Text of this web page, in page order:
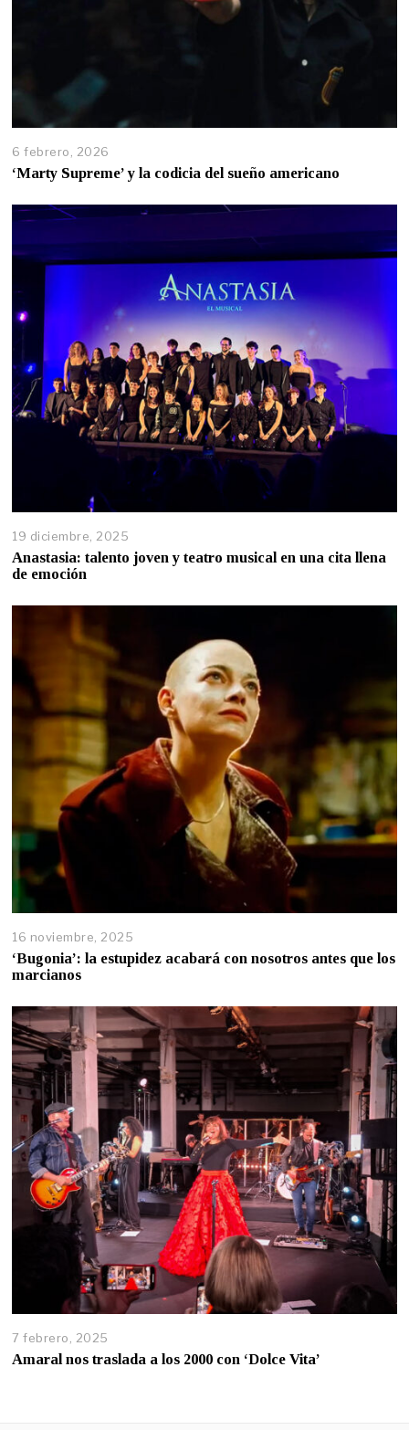
6 febrero, 2026
‘Marty Supreme’ y la codicia del sueño americano
19 diciembre, 2025
Anastasia: talento joven y teatro musical en una cita llena
de emoción
16 noviembre, 2025
‘Bugonia’: la estupidez acabará con nosotros antes que los
marcianos
7 febrero, 2025
Amaral nos traslada a los 2000 con ‘Dolce Vita’